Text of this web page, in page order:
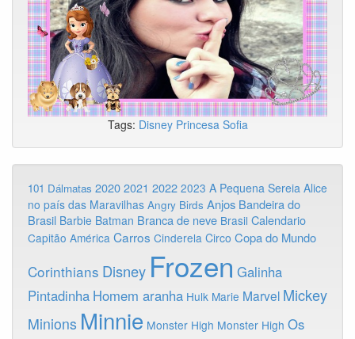
Tags: Disney Princesa Sofia
101 Dálmatas 2020 2021 2022 2023 A Pequena Sereia Alice
no país das Maravilhas Angry Birds Anjos Bandeira do
Brasil Barbie Batman Branca de neve Brasil Calendario
Capitão América Carros Cinderela Circo Copa do Mundo
Corinthians Disney Frozen Galinha
Pintadinha Homem aranha Hulk Marie Marvel Mickey
Minions Minnie Monster High Monster High Os